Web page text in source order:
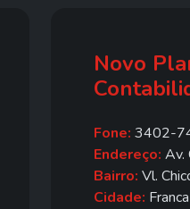
Novo
Fone: 3402-
Endereço: Av.
Bairro: Vl.
Cidade: